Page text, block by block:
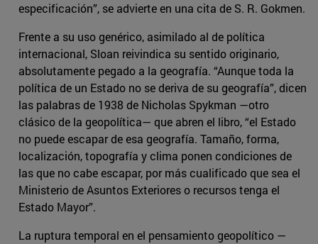
especificación”, se advierte en una cita de S. R. Gokmen.
Frente a su uso genérico, asimilado al de política
internacional, Sloan reivindica su sentido originario,
absolutamente pegado a la geografía. “Aunque toda la
política de un Estado no se deriva de su geografía”, dicen
las palabras de 1938 de Nicholas Spykman —otro
clásico de la geopolítica— que abren el libro, “el Estado
no puede escapar de esa geografía. Tamaño, forma,
localización, topografía y clima ponen condiciones de
las que no cabe escapar, por más cualificado que sea el
Ministerio de Asuntos Exteriores o recursos tenga el
Estado Mayor”.
La ruptura temporal en el pensamiento geopolítico —